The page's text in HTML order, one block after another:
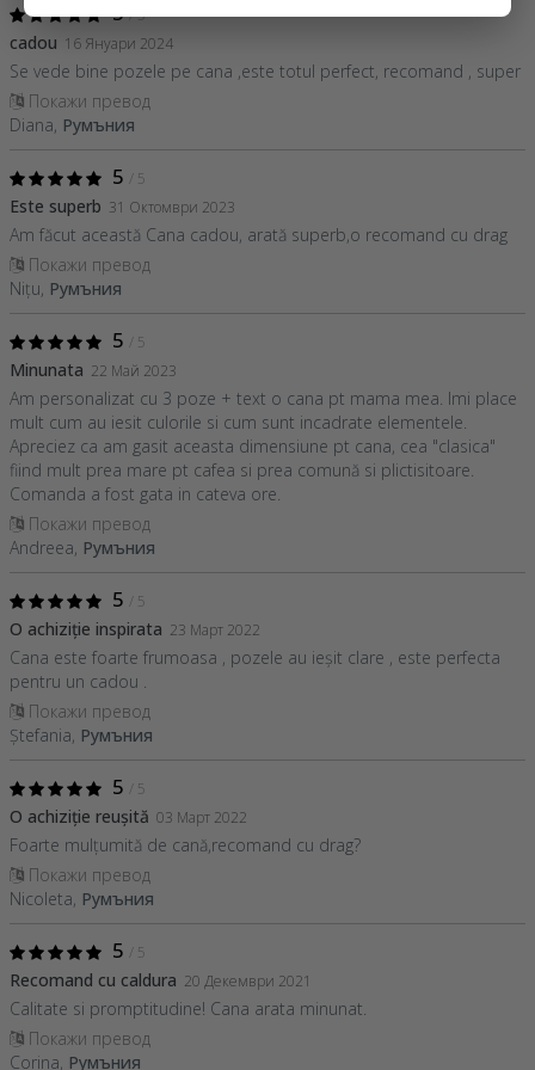
5/ 5
cadou 16 Януари 2024
Se vede bine pozele pe cana ,este totul perfect, recomand , super
Покажи превод
Diana, Румъния
5 / 5
Este superb 31 Октомври 2023
Am făcut această Cana cadou, arată superb,o recomand cu drag
Покажи превод
Nițu, Румъния
5 / 5
Minunata 22 Май 2023
Am personalizat cu 3 poze + text o cana pt mama mea. Imi place
mult cum au iesit culorile si cum sunt incadrate elementele.
Apreciez ca am gasit aceasta dimensiune pt cana, cea "clasica"
fiind mult prea mare pt cafea si prea comună si plictisitoare.
Comanda a fost gata in cateva ore.
Покажи превод
Andreea, Румъния
5 / 5
O achiziție inspirata 23 Март 2022
Cana este foarte frumoasa , pozele au ieșit clare , este perfecta
pentru un cadou .
Покажи превод
Ștefania, Румъния
5 / 5
O achiziție reușită 03 Март 2022
Foarte mulțumită de cană,recomand cu drag?
Покажи превод
Nicoleta, Румъния
5 / 5
Recomand cu caldura 20 Декември 2021
Calitate si promptitudine! Cana arata minunat.
Покажи превод
Corina, Румъния